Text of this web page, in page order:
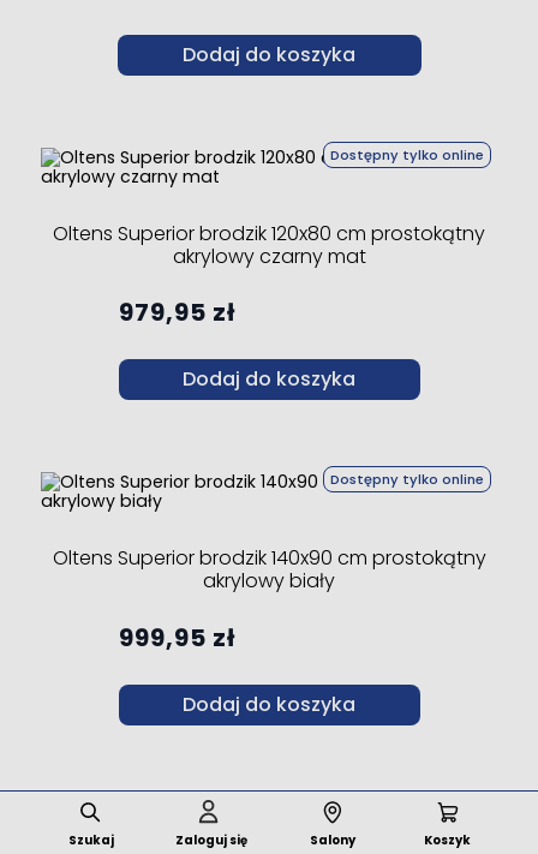
Szukaj Zaloguj się Salony Koszyk
Dodaj do koszyka
Dostępny tylko online
Oltens Superior brodzik 120x80 cm prostokątny
akrylowy czarny mat
979,95 zł
Dodaj do koszyka
Dostępny tylko online
Oltens Superior brodzik 140x90 cm prostokątny
akrylowy biały
999,95 zł
Dodaj do koszyka
Dostępny tylko online